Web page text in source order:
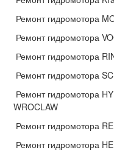
Ремонт гидромотора
Ремонт гидромотора
Ремонт гидромотора
Ремонт гидромотора
Ремонт гидромотора
WROCLAW
Ремонт гидромотора
Ремонт гидромотора